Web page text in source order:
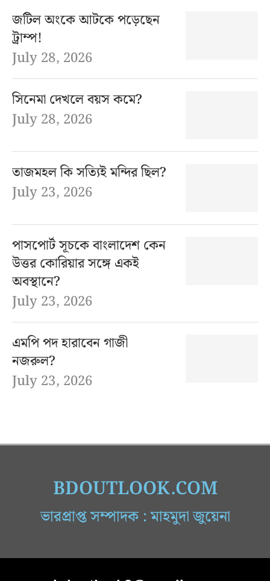
জটিল অংকে আটকে পড়েছেন
ট্রাম্প!
July 28, 2026
সিনেমা দেখলে বয়স কমে?
July 28, 2026
তাজমহল কি সত্যিই মন্দির ছিল?
July 23, 2026
পাসপোর্ট সূচকে বাংলাদেশ কেন
উত্তর কোরিয়ার সঙ্গে একই
অবস্থানে?
July 23, 2026
এমপি পদ হারাবেন গাজী
নজরুল?
July 23, 2026
BDOUTLOOK.COM
ভারপ্রাপ্ত সম্পাদক : মাহমুদা জুয়েনা